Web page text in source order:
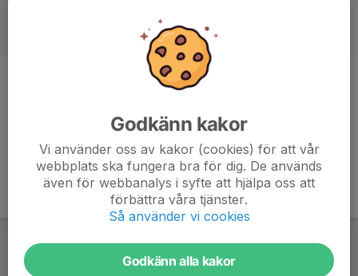
Ledare
Godkänn kakor
Vi använder oss av kakor (cookies) för att vår
webbplats ska fungera bra för dig. De används
även för webbanalys i syfte att hjälpa oss att
förbättra våra tjänster.
Så använder vi cookies
Godkänn alla kakor